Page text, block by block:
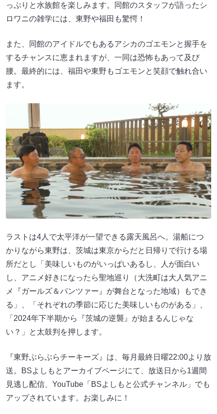
っぷりと水族館を楽しみます。同館のスタッフが語ったシ
ロワニの雑学には、東野や福田も驚愕！
また、同館のアイドルでもあるアシカのゴエモンと握手を
するチャンスに恵まれますが、一同は恐怖もあって及び
腰。最終的には、福田や東野もゴエモンと笑顔で触れ合い
ます。
ラストは4人で太平洋が一望できる露天風呂へ。湯船につ
かりながら東野は、茨城は東京からだと日帰りで行ける場
所だとし「美味しいものがいっぱいあるし、人が面白い
し、アニメ好きになったら聖地巡り（大洗町は大人気アニ
メ『ガールズ＆パンツァー』が舞台となった地域）もでき
る」、「それぞれの季節に応じた美味しいものがある」、
「2024年下半期から『茨城の逆襲』が始まるんじゃな
い？」と太鼓判を押します。
『東野ぶらぶらチーキーズ』は、毎月最終日曜22:00より放
送。BSよしもとアーカイブページにて、放送日から1週間
見逃し配信、YouTube「BSよしもと公式チャンネル」でも
アップされています。お楽しみに！